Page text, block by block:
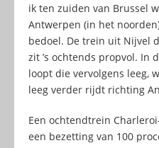
ik ten zuiden van Brussel
Antwerpen (in het
bedoel. De trein uit Nijvel
zit ’s ochtends propvol. In
loopt die vervolgens leeg,
leeg verder rijdt richting
Een ochtendtrein
een bezetting van 100